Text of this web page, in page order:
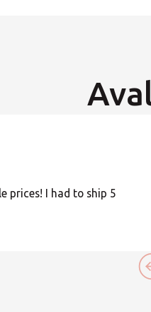
prices! I had to ship 5
Procura
abrir